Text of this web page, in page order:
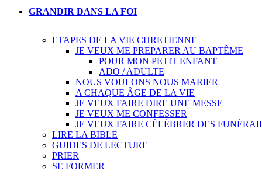
GRANDIR DANS LA FOI
ETAPES DE LA VIE CHRETIENNE
JE VEUX ME PREPARER AU BAPTÊME
POUR MON PETIT ENFANT
ADO / ADULTE
NOUS VOULONS NOUS MARIER
A CHAQUE ÂGE DE LA VIE
JE VEUX FAIRE DIRE UNE MESSE
JE VEUX ME CONFESSER
JE VEUX FAIRE CÉLÉBRER DES
LIRE LA BIBLE
GUIDES DE LECTURE
PRIER
SE FORMER